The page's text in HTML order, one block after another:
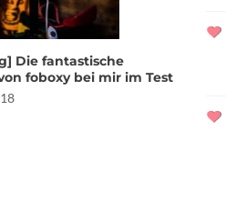
Die fantastische
foboxy bei mir im Test